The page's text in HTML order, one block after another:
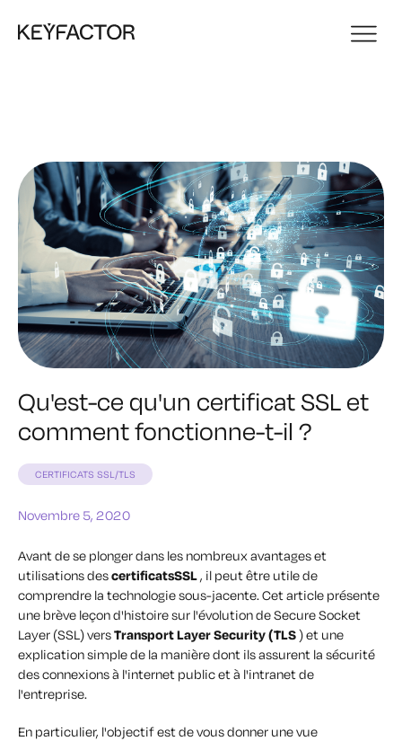
Qu'est-ce qu'un certificat SSL et
comment fonctionne-t-il ?
CERTIFICATS SSL/TLS
Novembre 5, 2020
Avant de se plonger dans les nombreux avantages et
utilisations descertificatsSSL, il peut être utile de
comprendre la technologie sous-jacente. Cet article présente
une brève leçon d'histoire sur l'évolution de Secure Socket
Layer (SSL) versTransport Layer Security (TLS) et une
explication simple de la manière dont ils assurent la sécurité
des connexions à l'internet public et à l'intranet de
l'entreprise.
En particulier, l'objectif est de vous donner une vue